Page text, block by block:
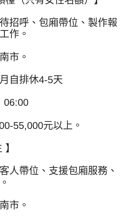
招呼、包廂帶位、製作報
作。
市。
自排休4-5天
06:00
55,000元以上。
人帶位、支援包廂服務、
市。